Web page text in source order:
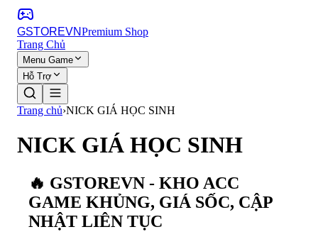
GSTOREVNPremium Shop
Trang Chủ
Menu Game
Hỗ Trợ
Trang chủ›NICK GIÁ HỌC SINH
NICK GIÁ HỌC SINH
🔥 GSTOREVN - KHO ACC
GAME KHỦNG, GIÁ SỐC, CẬP
NHẬT LIÊN TỤC